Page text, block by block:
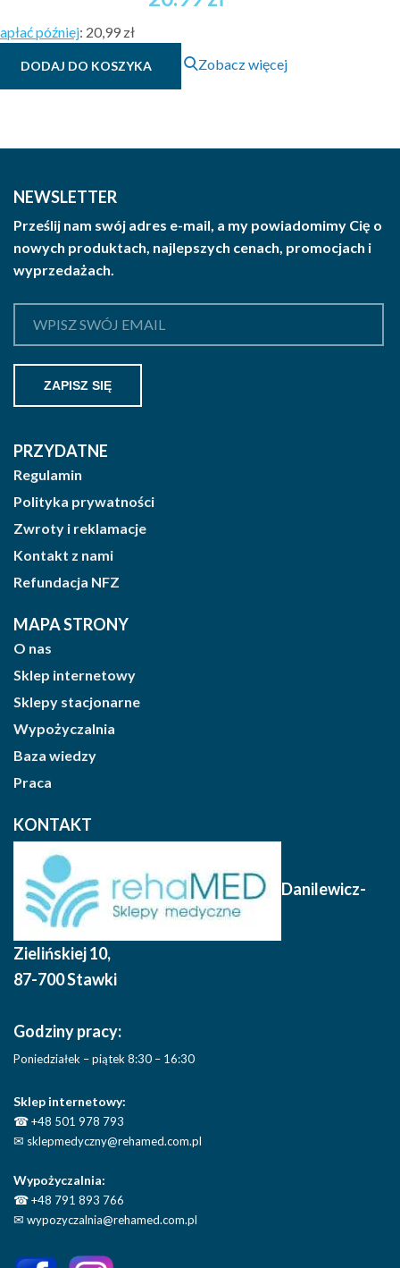
później: 20,99 zł
DODAJ DO KOSZYKA Zobacz więcej
NEWSLETTER
Prześlij nam swój adres e-mail, a my powiadomimy Cię o
nowych produktach, najlepszych cenach, promocjach i
wyprzedażach.
PRZYDATNE
Regulamin
Polityka prywatności
Zwroty i reklamacje
Kontakt z nami
Refundacja NFZ
MAPA STRONY
O nas
Sklep internetowy
Sklepy stacjonarne
Wypożyczalnia
Baza wiedzy
Praca
KONTAKT
Danilewicz-
Zielińskiej 10,
87-700 Stawki
Godziny pracy:
Poniedziałek – piątek 8:30 – 16:30
Sklep internetowy:
☎+48 501 978 793
✉ sklepmedyczny@rehamed.com.pl
Wypożyczalnia:
☎+48 791 893 766
✉ wypozyczalnia@rehamed.com.pl